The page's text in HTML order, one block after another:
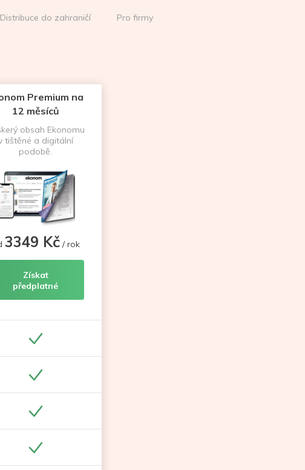
Distribuce do zahraničí Pro firmy
Premium na
12 měsíců
obsah Ekonomu
tištěné a digitální
podobě.
3349 Kč/ rok
Získat
předplatné